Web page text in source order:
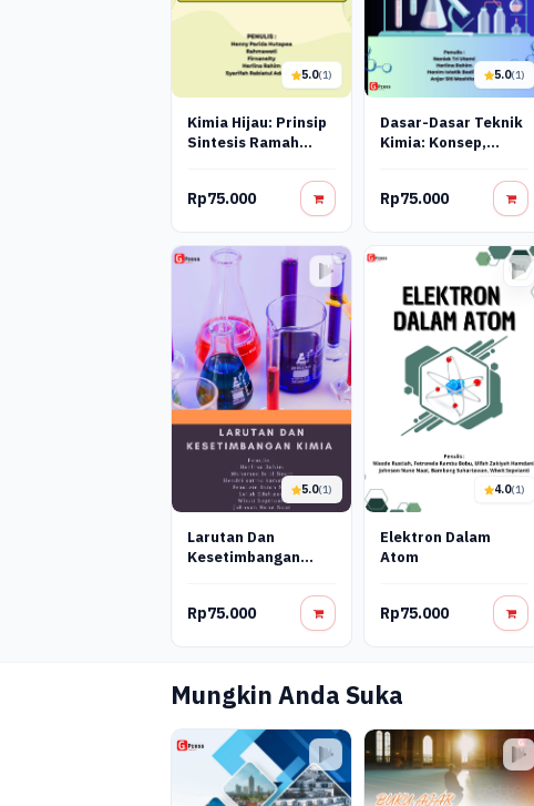
5.0(1)
Kimia Hijau: Prinsip
Sintesis Ramah
Rp75.000
5.0(1)
Dasar-Dasar Teknik
Kimia: Konsep,
Rp75.000
5.0(1)
Larutan Dan
Kesetimbangan
Rp75.000
4.0(1)
Elektron Dalam
Atom
Rp75.000
Mungkin Anda Suka